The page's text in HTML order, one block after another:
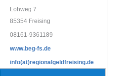
Lohweg 7
85354 Freising
08161-9361189
www.beg-fs.de
info(at)regionalgeldfreising.de